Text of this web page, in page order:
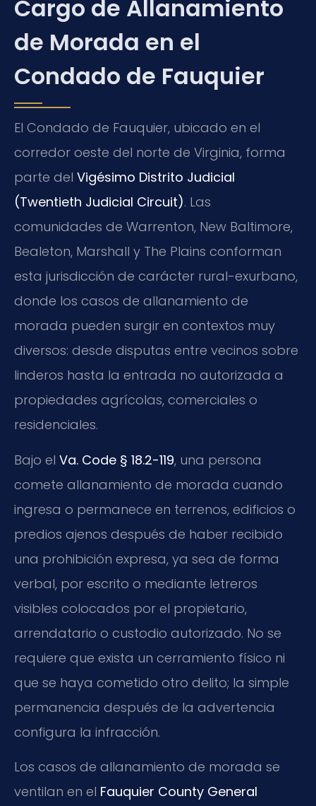
Cargo de Allanamiento
de Morada en el
Condado de Fauquier
El Condado de Fauquier, ubicado en el
corredor oeste del norte de Virginia, forma
parte del Vigésimo Distrito Judicial
(Twentieth Judicial Circuit). Las
comunidades de Warrenton, New Baltimore,
Bealeton, Marshall y The Plains conforman
esta jurisdicción de carácter rural-exurbano,
donde los casos de allanamiento de
morada pueden surgir en contextos muy
diversos: desde disputas entre vecinos sobre
linderos hasta la entrada no autorizada a
propiedades agrícolas, comerciales o
residenciales.
Bajo el Va. Code § 18.2-119, una persona
comete allanamiento de morada cuando
ingresa o permanece en terrenos, edificios o
predios ajenos después de haber recibido
una prohibición expresa, ya sea de forma
verbal, por escrito o mediante letreros
visibles colocados por el propietario,
arrendatario o custodio autorizado. No se
requiere que exista un cerramiento físico ni
que se haya cometido otro delito; la simple
permanencia después de la advertencia
configura la infracción.
Los casos de allanamiento de morada se
ventilan en el Fauquier County General